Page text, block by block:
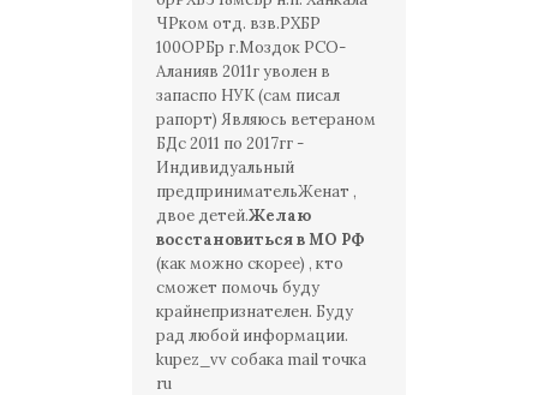
ЧРком отд. взв.РХБР
100ОРБр г.Моздок РСО-
Аланияв 2011г уволен в
запаспо НУК (сам писал
рапорт) Являюсь ветераном
БДс 2011 по 2017гг -
Индивидуальный
предпринимательЖенат ,
двое детей.Желаю
восстановиться в МО РФ
(как можно скорее) , кто
сможет помочь буду
крайнепризнателен. Буду
рад любой информации.
kupez_vv собака mail точка
ru